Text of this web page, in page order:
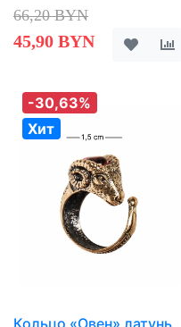
66,20 BYN
45,90 BYN
-30,63%
Хит
Кольцо «Овен» латунь,